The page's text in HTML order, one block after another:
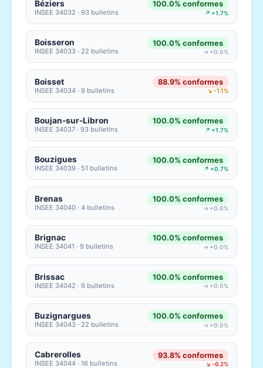
Béziers
INSEE 34032 · 93 bulletins
100.0% conformes
↗ +1.7%
Boisseron
INSEE 34033 · 22 bulletins
100.0% conformes
→ +0.0%
Boisset
INSEE 34034 · 9 bulletins
88.9% conformes
↘ -1.1%
Boujan-sur-Libron
INSEE 34037 · 93 bulletins
100.0% conformes
↗ +1.7%
Bouzigues
INSEE 34039 · 51 bulletins
100.0% conformes
↗ +0.7%
Brenas
INSEE 34040 · 4 bulletins
100.0% conformes
→ +0.0%
Brignac
INSEE 34041 · 9 bulletins
100.0% conformes
→ +0.0%
Brissac
INSEE 34042 · 9 bulletins
100.0% conformes
→ +0.0%
Buzignargues
INSEE 34043 · 22 bulletins
100.0% conformes
→ +0.0%
Cabrerolles
INSEE 34044 · 16 bulletins
93.8% conformes
↘ -6.2%